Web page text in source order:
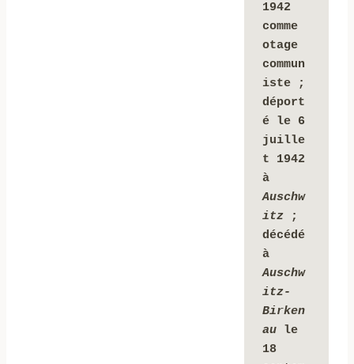
1942
comme
otage
commun
iste ;
déport
é le 6
juille
t 1942
à
Auschw
itz ;
décédé
à
Auschw
itz-
Birken
au
le
18